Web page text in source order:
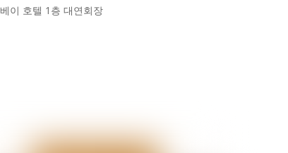
이 호텔 1층 대연회장